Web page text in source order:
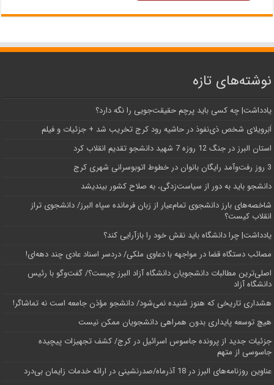
نوشته‌های تازه
یادداشت| ‌چه کسی باید پرچم حقیقت‌جویی را نگه دارد؟
اَبَر‌ویلای شخص ذی‌نفوذ در حاشیه‌ رود کرج تخریب شد + جزئیات و فیلم
استان البرز در جنگ 12 روزه 7 شهید دانشجو تقدیم انقلاب کرد
3 روز رفت‌وآمد رایگان بانوان در خطوط اتوبوسرانی شهری کرج
دانشجو باید به دور از سیاست‌زدگی، به صلاح کشور بیندیشد
شاخصه‌های بارز دانشجوی تمام‌عیار از زبان فرمانده سپاه البرز/ دانشجوی تراز
انقلاب کیست؟
یادداشت| چرا دانشگاه باید نقش خود را بازآرایی کند؟
مصائب دستگاه قضا در مواجهه با دعاوی ملکی/ دردسر اسناد عادی چند‌ دهه‌ای!
اصلی‌ترین مطالبات دانشجویان دانشگاه آزاد البرز چیست؟/ گفت‌وگو با رئیس
دانشگاه آز‌اد
هشداری تاریخی که هنوز شنیده نمی‌شود/ دانشجو مؤذن جامعه است نه تماشاگر!
هیچ توسعه پایداری بدون همراهی دانشجویان ممکن نیست
جزئیات جدید از پرونده جاسوس اسرائیل در کرج/‌ کشف تجهیزات پیچیده
جاسوسی از متهم
عناوین روزنامه‌های البرز در ‌18 آذرماه/صدرنشینی در ارائه خدمات زایمان بی‌درد